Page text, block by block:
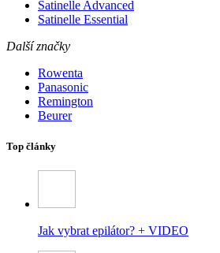
Satinelle Advanced
Satinelle Essential
Další značky
Rowenta
Panasonic
Remington
Beurer
Top články
Jak vybrat epilátor? + VIDEO